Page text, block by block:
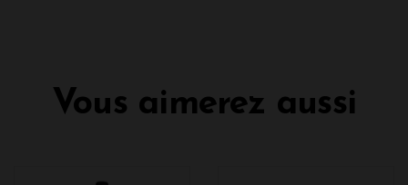
Vous aimerez aussi